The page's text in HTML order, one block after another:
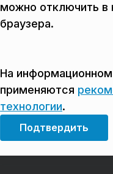
Мы в соцсетях
можно отключить в
браузера.
На
применяются
технологии.
Подтвердить